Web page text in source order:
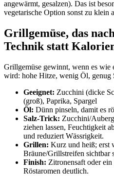
angewärmt, gesalzen). Das ist
vegetarische Option sonst zu klein
Grillgemüse, das
Technik statt
Grillgemüse gewinnt, wenn es wie
wird: hohe Hitze, wenig Öl, genug
Geeignet: Zucchini (dicke
(groß), Paprika, Spargel
Öl: Dünn pinseln, damit es
Salz-Trick: Zucchini/
ziehen lassen, Feuchtigkeit
und reduziert Wässrigkeit.
Grillen: Kurz und heiß; erst
Bräune/Grillstreifen sichtbar
Finish: Zitronensaft oder ein
Röstaromen deutlich.